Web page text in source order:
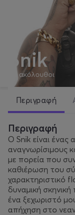
Snik
ακόλουθοι
Περιγραφή
Περιγραφή
Ο Snik είναι ένας
αναγνωρίσιμους
με πορεία που
καθιέρωση του
χαρακτηριστικό
δυναμική
ένα ξεχωριστό
απήχηση στο